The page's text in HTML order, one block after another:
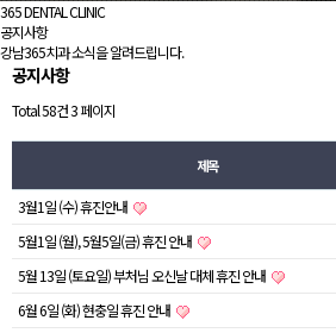
365 DENTAL CLINIC
공지사항
강남365치과 소식을 알려드립니다.
공지사항
Total 58건3 페이지
제목
3월1일 (수) 휴진안내
5월1일 (월), 5월5일(금) 휴진 안내
5월 13일 (토요일) 부처님 오신날 대체 휴진 안내
6월 6일 (화) 현충일 휴진 안내